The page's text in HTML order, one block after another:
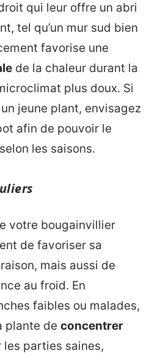
qui leur offre un abri
tel qu’un mur sud bien
favorise une
de la chaleur durant la
plus doux. Si
jeune plant, envisagez
afin de pouvoir le
les saisons.
votre bougainvillier
de favoriser sa
mais aussi de
au froid. En
faibles ou malades,
plante de concentrer
les parties saines,